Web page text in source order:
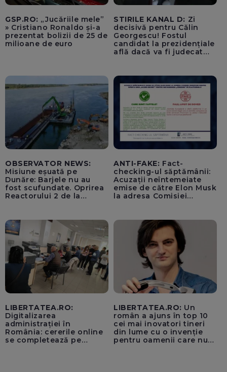
GSP.RO: „Jucăriile mele”
» Cristiano Ronaldo și-a
prezentat bolizii de 25 de
milioane de euro
STIRILE KANAL D: Zi
decisivă pentru Călin
Georgescu! Fostul
candidat la prezidențiale
află dacă va fi judecat
OBSERVATOR NEWS:
Misiune eșuată pe
Dunăre: Barjele nu au
fost scufundate. Oprirea
Reactorului 2 de la
ANTI-FAKE: Fact-
checking-ul săptămânii:
Acuzații neîntemeiate
emise de către Elon Musk
la adresa Comisiei
pentru instaurarea
„cenzurii” pe platforma X
LIBERTATEA.RO:
Digitalizarea
administrației în
România: cererile online
se completează pe
LIBERTATEA.RO: Un
român a ajuns în top 10
cei mai inovatori tineri
din lume cu o invenție
pentru oamenii care nu